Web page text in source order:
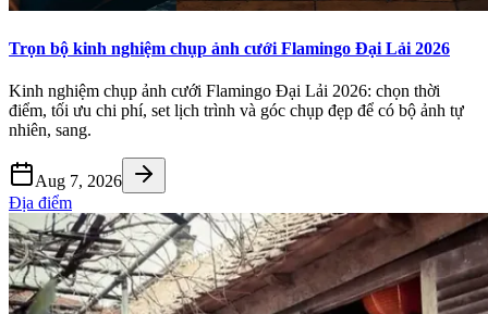
Trọn bộ kinh nghiệm chụp ảnh cưới Flamingo Đại Lải 2026
Kinh nghiệm chụp ảnh cưới Flamingo Đại Lải 2026: chọn thời
điểm, tối ưu chi phí, set lịch trình và góc chụp đẹp để có bộ ảnh tự
nhiên, sang.
Aug 7, 2026
Địa điểm